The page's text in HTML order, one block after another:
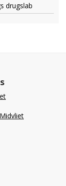
drugslab